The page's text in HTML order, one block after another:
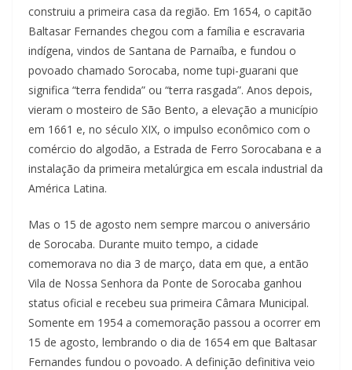
construiu a primeira casa da região. Em 1654, o capitão
Baltasar Fernandes chegou com a família e escravaria
indígena, vindos de Santana de Parnaíba, e fundou o
povoado chamado Sorocaba, nome tupi-guarani que
significa “terra fendida” ou “terra rasgada”. Anos depois,
vieram o mosteiro de São Bento, a elevação a município
em 1661 e, no século XIX, o impulso econômico com o
comércio do algodão, a Estrada de Ferro Sorocabana e a
instalação da primeira metalúrgica em escala industrial da
América Latina.
Mas o 15 de agosto nem sempre marcou o aniversário
de Sorocaba. Durante muito tempo, a cidade
comemorava no dia 3 de março, data em que, a então
Vila de Nossa Senhora da Ponte de Sorocaba ganhou
status oficial e recebeu sua primeira Câmara Municipal.
Somente em 1954 a comemoração passou a ocorrer em
15 de agosto, lembrando o dia de 1654 em que Baltasar
Fernandes fundou o povoado. A definição definitiva veio